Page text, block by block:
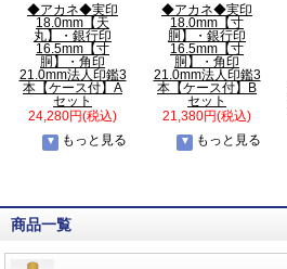
◆アカネ◆実印
18.0mm【天
丸】・銀行印
16.5mm【寸
胴】・角印
21.0mm法人印鑑3
本【ケース付】A
セット
24,280円(税込)
もっと見る
◆アカネ◆実印
18.0mm【寸
胴】・銀行印
16.5mm【寸
胴】・角印
21.0mm法人印鑑3
本【ケース付】B
セット
21,380円(税込)
もっと見る
商品一覧